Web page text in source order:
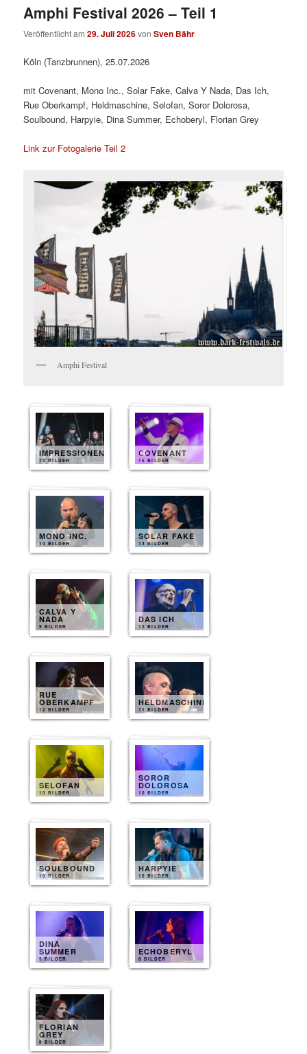
Amphi Festival 2026 – Teil 1
Veröffentlicht am29. Juli 2026vonSven Bähr
Köln (Tanzbrunnen), 25.07.2026
mit Covenant, Mono Inc., Solar Fake, Calva Y Nada, Das Ich,
Rue Oberkampf, Heldmaschine, Selofan, Soror Dolorosa,
Soulbound, Harpyie, Dina Summer, Echoberyl, Florian Grey
Link zur Fotogalerie Teil 2
Amphi Festival
IMPRESSIONEN
12 BILDER
COVENANT
15 BILDER
MONO INC.
14 BILDER
SOLAR FAKE
13 BILDER
CALVA Y
NADA
9 BILDER
DAS ICH
12 BILDER
RUE
OBERKAMPF
12 BILDER
HELDMASCHINE
11 BILDER
SELOFAN
10 BILDER
SOROR
DOLOROSA
10 BILDER
SOULBOUND
10 BILDER
HARPYIE
10 BILDER
DINA
SUMMER
9 BILDER
ECHOBERYL
8 BILDER
FLORIAN
GREY
8 BILDER